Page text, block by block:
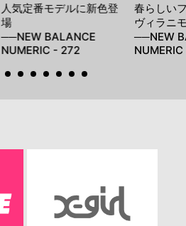
人気定番モデルに新色登
場
──NEW BALANCE
NUMERIC - 272
春らしい
ヴィラニ
──NEW